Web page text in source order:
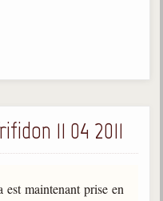
11 04 2011
est maintenant prise en